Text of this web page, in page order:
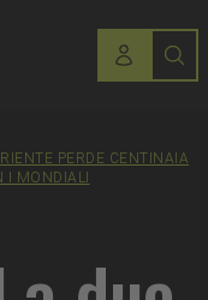
PERDE CENTINAIA
I MONDIALI